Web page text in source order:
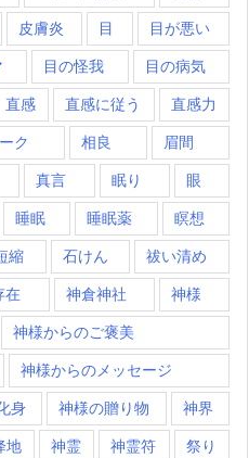
皮膚炎 目 目が悪い
目の怪我 目の病気
直感 直感に従う 直感力
ク 相良 眉間
真言 眠り 眼
睡眠 睡眠薬 瞑想
縮 石けん 祓い清め
在 神倉神社 神様
神様からのご褒美
神様からのメッセージ
身 神様の贈り物 神界
地 神霊 神霊符 祭り